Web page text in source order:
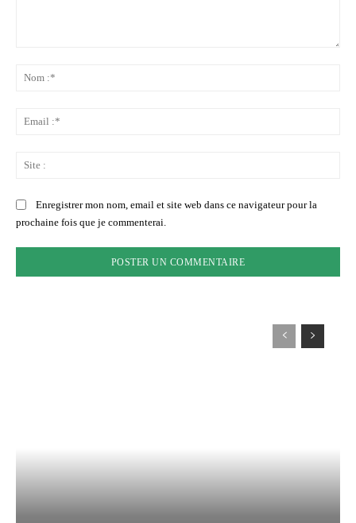
Enregistrer mon nom, email et site web dans ce navigateur pour la
prochaine fois que je commenterai.